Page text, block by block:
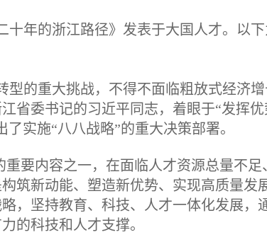
十年的浙江路径》发表于大国人才。以下
型的重大挑战，不得不面临粗放式经济
省委书记的习近平同志，着眼于“发挥
实施“八八战略”的重大决策部署。
重要内容之一，在面临人才资源总量不
筑新动能、塑造新优势、实现高质量发
，坚持教育、科技、人才一体化发展，
的科技和人才支撑。